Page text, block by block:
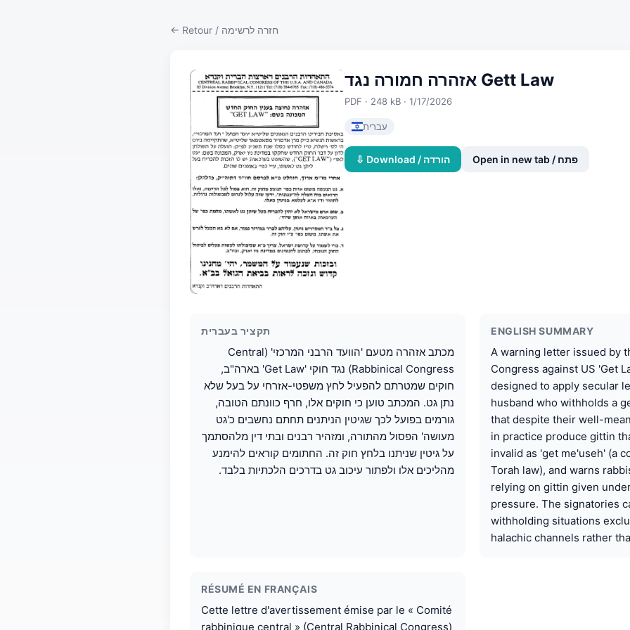
← Retour / חזרה לרשימה
אזהרה חמורה נגד Gett Law
PDF · 248 kB · 1/17/2026
עברית
⇩ Download / הורדה Open in new tab / פתח
תקציר בעברית
מכתב אזהרה מטעם 'הוועד הרבני המרכזי' (Central
Rabbinical Congress) נגד חוקי 'Get Law' בארה"ב,
חוקים שמטרתם להפעיל לחץ משפטי-אזרחי על בעל שלא
נתן גט. המכתב טוען כי חוקים אלו, חרף כוונתם הטובה,
גורמים בפועל לכך שגיטין הניתנים תחתם נחשבים כ'גט
מעושה' הפסול מהתורה, ומזהיר רבנים ובתי דין מלהסתמך
על גיטין שניתנו בלחץ חוק זה. החתומים קוראים להימנע
מהליכים אלו ולפתור עיכוב גט בדרכים הלכתיות בלבד.
ENGLISH SUMMARY
A warning letter issued by
Congress against US 'Get
designed to apply secular
husband who withholds a
that despite their well-
in practice produce gittin
invalid as 'get me'useh' (a
Torah law), and warns
relying on gittin given
pressure. The signatories
withholding situations
halachic channels rather
RÉSUMÉ EN FRANÇAIS
Cette lettre d'avertissement émise par le « Comité
rabbinique central » (Central Rabbinical Congress)